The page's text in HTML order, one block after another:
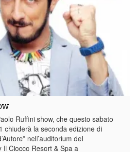
Ruffini show, che questo sabato
chiuderà la seconda edizione di
nell’auditorium del
Il Ciocco Resort & Spa a